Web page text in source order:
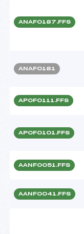
ANAF0187.FFS
ANAF0181
APOF0111.FFS
APOF0101.FFS
AANF0051.FFS
AANF0041.FFS